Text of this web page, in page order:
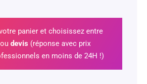
panier et choisissez entre
devis (réponse avec prix
en moins de 24H !)